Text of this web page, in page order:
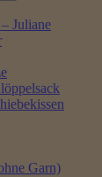
Juliane
Garn)